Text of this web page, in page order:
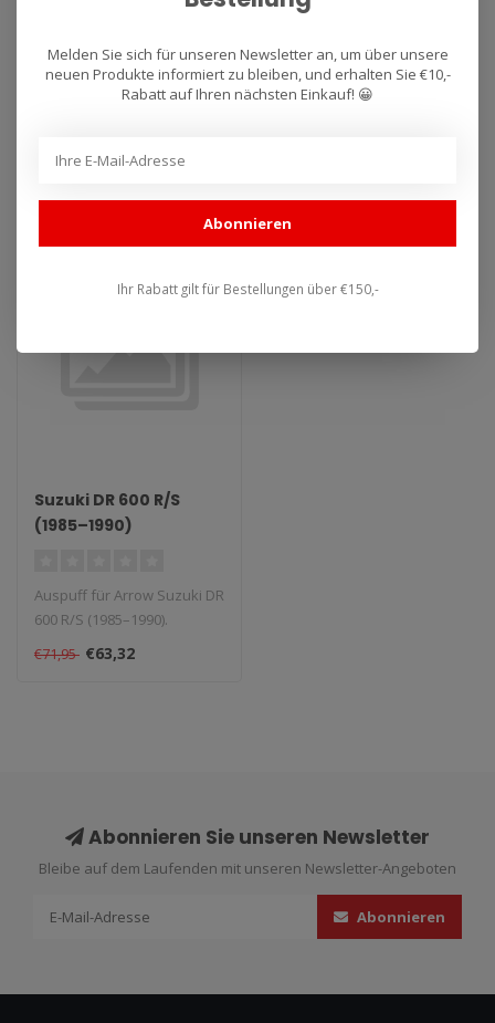
1992)
1995)
SALE -12%
Suzuki DR 600 R/S
(1985–1990)
Auspuff für Arrow Suzuki DR
600 R/S (1985–1990).
Lieferzeit: 1–4 Wochen...
€71,95 €63,32
Abonnieren Sie unseren Newsletter
Bleibe auf dem Laufenden mit unseren Newsletter-Angeboten
Abonnieren
Melden Sie sich für unseren Newsletter an, um über unsere
neuen Produkte informiert zu bleiben, und erhalten Sie €10,-
Rabatt auf Ihren nächsten Einkauf! 😀
Abonnieren
Ihr Rabatt gilt für Bestellungen über €150,-